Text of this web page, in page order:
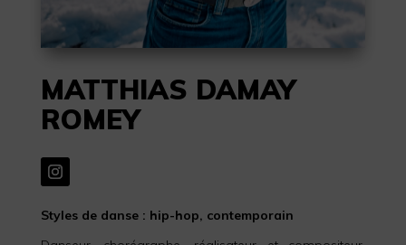
MATTHIAS DAMAY
ROMEY
Styles de danse : hip-hop, contemporain